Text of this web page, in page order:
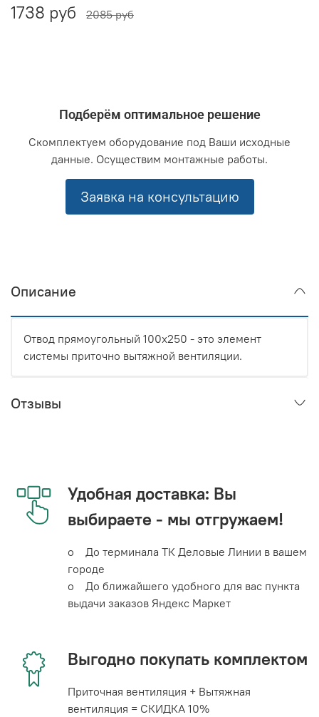
1738 руб 2085 руб
Подберём оптимальное решение
Скомплектуем оборудование под Ваши исходные
данные. Осуществим монтажные работы.
Заявка на консультацию
Описание
Отвод прямоугольный 100x250 - это элемент
системы приточно вытяжной вентиляции.
Отзывы
Удобная доставка: Вы
выбираете - мы отгружаем!
o До терминала ТК Деловые Линии в вашем
городе
o До ближайшего удобного для вас пункта
выдачи заказов Яндекс Маркет
Выгодно покупать комплектом
Приточная вентиляция + Вытяжная
вентиляция = СКИДКА 10%